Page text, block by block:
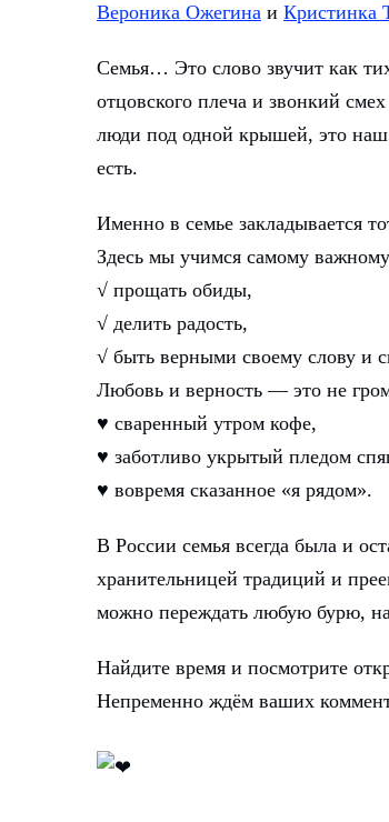
Вероника Ожегина и Кристинка
Семья… Это слово звучит как
отцовского плеча и звонкий
люди под одной крышей, это
есть.
Именно в семье закладывается
Здесь мы учимся самому
√ прощать обиды,
√ делить радость,
√ быть верными своему слову и
Любовь и верность — это не
♥ сваренный утром кофе,
♥ заботливо укрытый пледом
♥ вовремя сказанное «я рядом».
В России семья всегда была и
хранительницей традиций и
можно переждать любую бурю,
Найдите время и посмотрите
Непременно ждём ваших